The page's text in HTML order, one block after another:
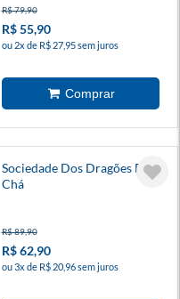
R$ 79,90
R$ 55,90
ou 2x de R$ 27,95 sem juros
Sociedade Dos Dragões Do
Chá
R$ 89,90
R$ 62,90
ou 3x de R$ 20,96 sem juros